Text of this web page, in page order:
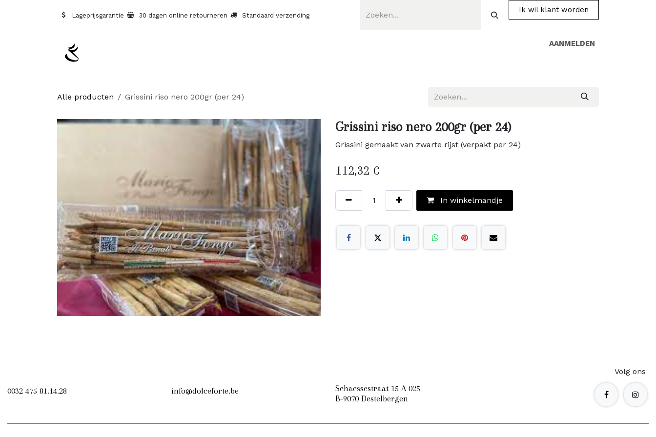
Lageprijsgarantie 30 dagen online retourneren Standaard verzending
Ik wil klant worden
AANMELDEN
Alle producten Grissini riso nero 200gr (per 24)
Grissini riso nero 200gr (per 24)
Grissini gemaakt van zwarte rijst (verpakt per 24)
112,32 €
In winkelmandje
0032 475 81.14.28 info@dolceforte.be
Schaessestraat 15 A 025
B-9070 Destelbergen
Volg ons